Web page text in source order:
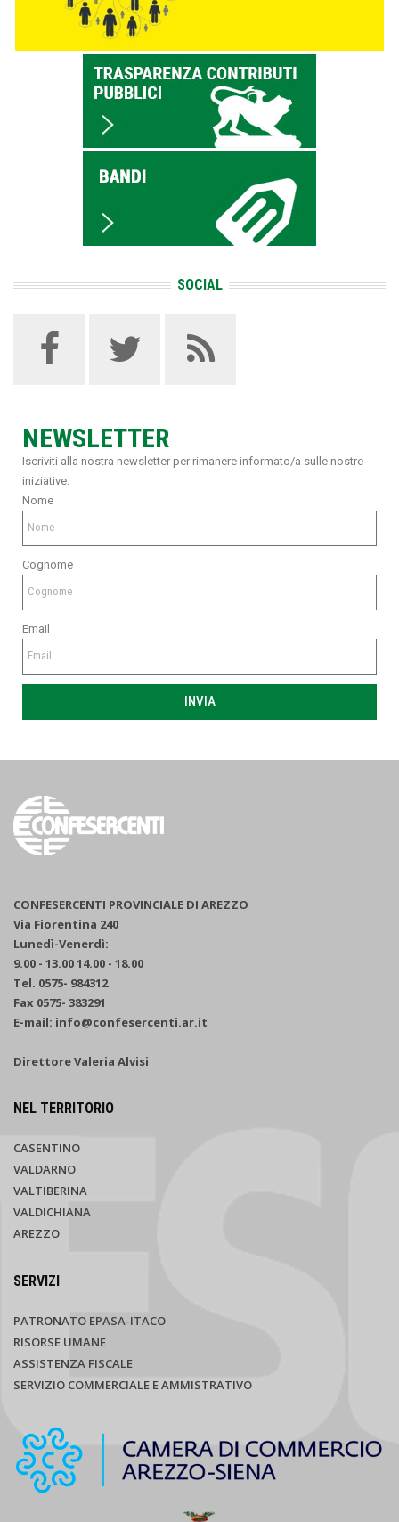
SOCIAL
NEWSLETTER
Iscriviti alla nostra newsletter per rimanere informato/a sulle nostre
iniziative.
Nome
Cognome
Email
INVIA
CONFESERCENTI PROVINCIALE DI AREZZO
Via Fiorentina 240
Lunedì-Venerdì:
9.00 - 13.00 14.00 - 18.00
Tel. 0575- 984312
Fax 0575- 383291
E-mail: info@confesercenti.ar.it
Direttore Valeria Alvisi
NEL TERRITORIO
CASENTINO
VALDARNO
VALTIBERINA
VALDICHIANA
AREZZO
SERVIZI
PATRONATO EPASA-ITACO
RISORSE UMANE
ASSISTENZA FISCALE
SERVIZIO COMMERCIALE E AMMISTRATIVO